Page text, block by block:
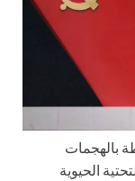
بالهجمات
الحيوية